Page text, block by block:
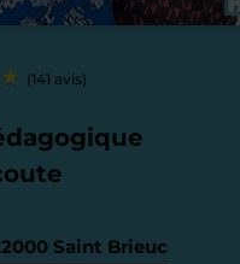
(141 avis)
Saint Brieuc